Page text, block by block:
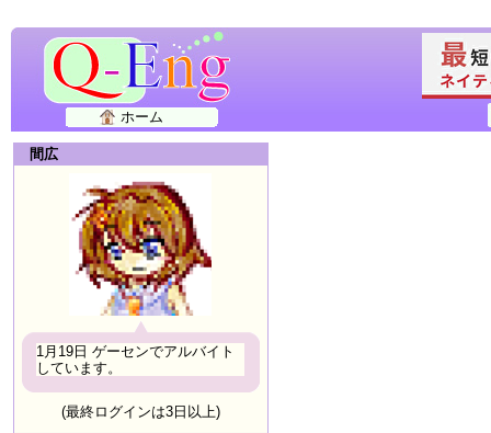
ホーム
間広
1月19日 ゲーセンでアルバイト
しています。
(最終ログインは3日以上)